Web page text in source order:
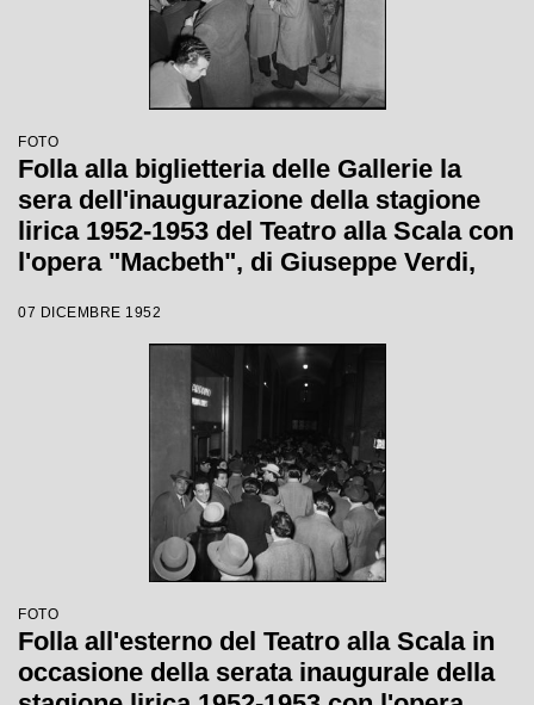
FOTO
Folla alla biglietteria delle Gallerie la
sera dell'inaugurazione della stagione
lirica 1952-1953 del Teatro alla Scala con
l'opera "Macbeth", di Giuseppe Verdi,
di Carl Ebert
07 DICEMBRE 1952
FOTO
Folla all'esterno del Teatro alla Scala in
occasione della serata inaugurale della